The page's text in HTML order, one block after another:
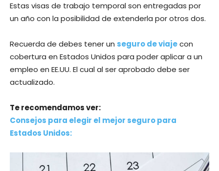
Estas visas de trabajo temporal son entregadas por
un año con la posibilidad de extenderla por otros dos.
Recuerda de debes tener un seguro de viajecon
cobertura en Estados Unidos para poder aplicar a un
empleo en EE.UU. El cual al ser aprobado debe ser
actualizado.
Te recomendamos ver:
Consejos para elegir el mejor seguro para
Estados Unidos: